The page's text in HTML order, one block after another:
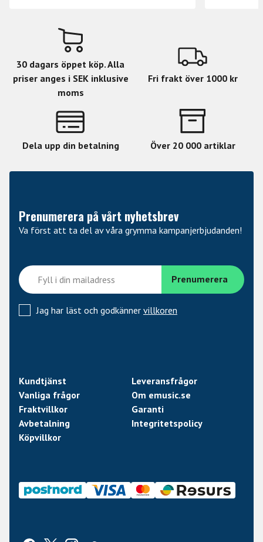
30 dagars öppet köp. Alla
priser anges i SEK inklusive
moms
Fri frakt över 1000 kr
Dela upp din betalning Över 20 000 artiklar
Prenumerera på vårt nyhetsbrev
Va först att ta del av våra grymma kampanjerbjudanden!
Jag har läst och godkänner villkoren
Kundtjänst
Leveransfrågor
Vanliga frågor
Om emusic.se
Fraktvillkor
Garanti
Avbetalning
Integritetspolicy
Köpvillkor